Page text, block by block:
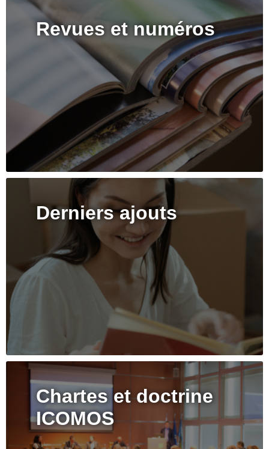
Revues et numéros
Derniers ajouts
Chartes et doctrine
ICOMOS